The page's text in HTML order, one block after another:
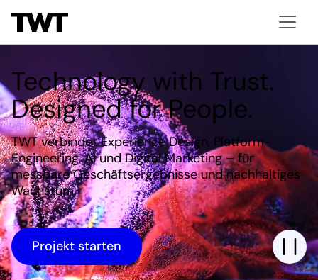
Technology with Trust.
Designed for People.
TWT verbindet Experience Design, Platform-
Engineering, AI und Digital Marketing – für
messbare Geschäftsergebnisse und nachhaltiges
Wachstum.
Projekt starten